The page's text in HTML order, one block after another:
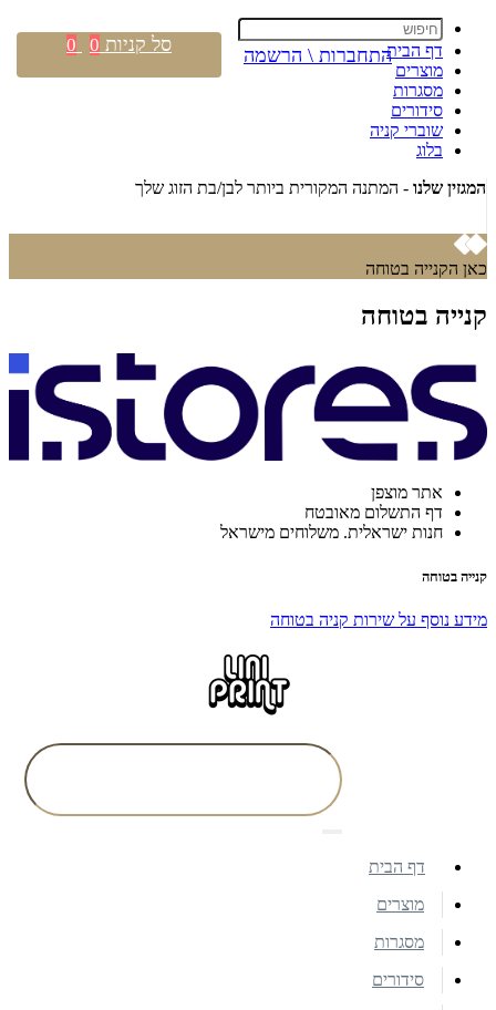
דף הבית
מוצרים
מסגרות
סידורים
שוברי קניה
בלוג
המגזין שלנו - המתנה המקורית ביותר לבן/בת הזוג שלך
כאן הקנייה בטוחה
קנייה בטוחה
אתר מוצפן
דף התשלום מאובטח
חנות ישראלית. משלוחים מישראל
קנייה בטוחה
מידע נוסף על שירות קניה בטוחה
התחברות \ הרשמה סל קניות 0
0
דף הבית
מוצרים
מסגרות
סידורים